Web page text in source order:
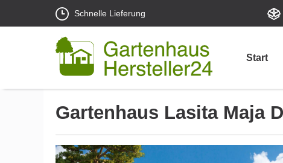
Schnelle Lieferung
Start
Gartenhaus Lasita Maja